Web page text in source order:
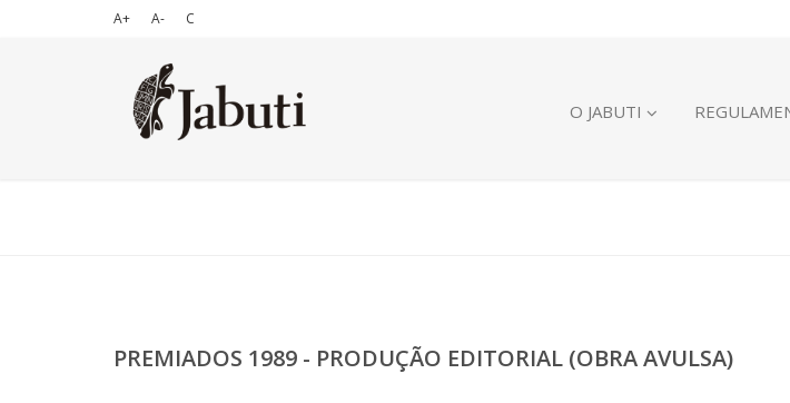
A+ A- C
O JABUTI
PREMIADOS 1989 - PRODUÇÃO EDITORIAL (OBRA AVULSA)